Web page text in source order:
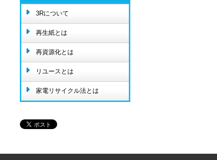
3Rについて
再生紙とは
再資源化とは
リユースとは
家電リサイクル法とは